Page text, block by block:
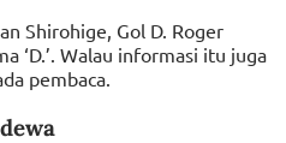
Shirohige, Gol D. Roger
‘D.’. Walau informasi itu juga
pembaca.